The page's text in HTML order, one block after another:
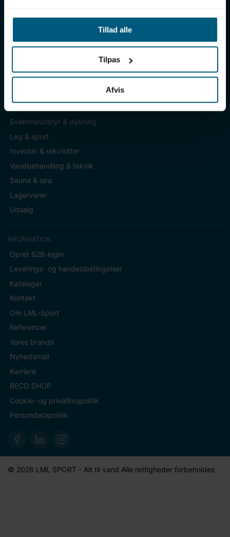
Tillad alle
Tilpas
Afvis
info@lml-sport.dk
Svømmeudstyr & dykning
Leg & sport
Inventar & rekvisitter
Vandbehandling & teknik
Sauna & spa
Lagervarer
Udsalg
INFORMATION
Opret B2B-login
Leverings- og handelsbetingelser
Kataloger
Kontakt
Om LML-Sport
Referencer
Vores brands
Nyhedsmail
Karriere
BECO SHOP
Cookie- og privatlivspolitik
Persondatapolitik
© 2026 LML SPORT - Alt til vand Alle rettigheder forbeholdes